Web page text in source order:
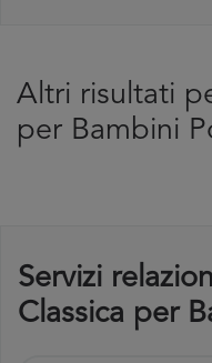
Altri risultati
per Bambini
Servizi
Classica per